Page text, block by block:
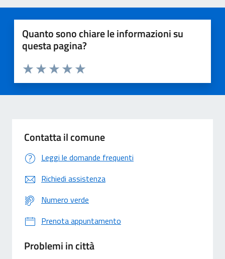
Quanto sono chiare le informazioni su
questa pagina?
Valuta 5 stelle su 5
Valuta 4 stelle su 5
Valuta 3 stelle su 5
Valuta 2 stelle su 5
Valuta 1 stelle su 5
Contatta il comune
Leggi le domande frequenti
Richiedi assistenza
Numero verde
Prenota appuntamento
Problemi in città